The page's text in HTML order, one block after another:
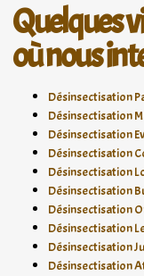
Quelques
où nous
Désinsectisation
Désinsectisation
Désinsectisation
Désinsectisation
Désinsectisation
Désinsectisation
Désinsectisation
Désinsectisation
Désinsectisation
Désinsectisation